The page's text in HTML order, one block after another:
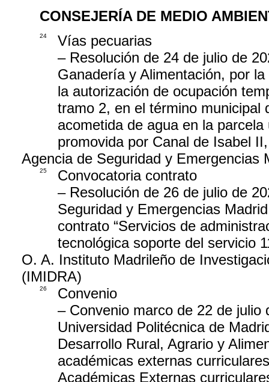
CONSEJERÍA DE MEDIO
24
Vías pecuarias
– Resolución de 24 de julio de
Ganadería y Alimentación, por
la autorización de ocupación
tramo 2, en el término municipal
acometida de agua en la
promovida por Canal de Isabel
Agencia de Seguridad y Emergencias
25
Convocatoria contrato
– Resolución de 26 de julio de
Seguridad y Emergencias
contrato “Servicios de
tecnológica soporte del servicio
O. A. Instituto Madrileño de
(IMIDRA)
26
Convenio
– Convenio marco de 22 de
Universidad Politécnica de
Desarrollo Rural, Agrario y
académicas externas
Académicas Externas